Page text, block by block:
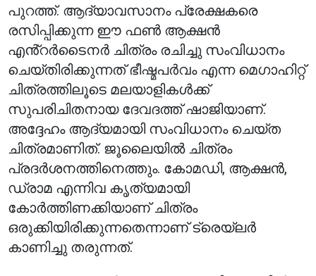
പുറത്ത്. ആദ്യാവസാനം പ്രേക്ഷകരെ
രസിപ്പിക്കുന്ന ഈ ഫൺ ആക്ഷൻ
എൻ്റർടൈനർ ചിത്രം രചിച്ചു സംവിധാനം
ചെയ്തിരിക്കുന്നത് ഭീഷ്മപർവം എന്ന മെഗാഹിറ്റ്
ചിത്രത്തിലൂടെ മലയാളികൾക്ക്
സുപരിചിതനായ ദേവദത്ത് ഷാജിയാണ്.
അദ്ദേഹം ആദ്യമായി സംവിധാനം ചെയ്ത
ചിത്രമാണിത്. ജൂലൈയിൽ ചിത്രം
പ്രദർശനത്തിനെത്തും. കോമഡി, ആക്ഷൻ,
ഡ്രാമ എന്നിവ കൃത്യമായി
കോർത്തിണക്കിയാണ് ചിത്രം
ഒരുക്കിയിരിക്കുന്നതെന്നാണ് ട്രെയ്‌ലർ
കാണിച്ചു തരുന്നത്.